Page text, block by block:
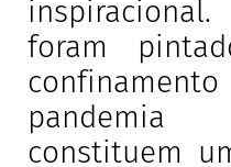
foram
pandemia
constituem